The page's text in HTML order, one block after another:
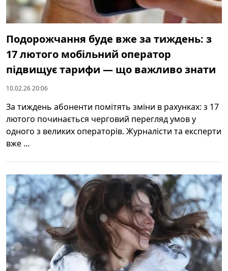
Подорожчання буде вже за тиждень: з
17 лютого мобільний оператор
підвищує тарифи — що важливо знати
10.02.26 20:06
За тиждень абоненти помітять зміни в рахунках: з 17
лютого починається черговий перегляд умов у
одного з великих операторів. Журналісти та експерти
вже ...